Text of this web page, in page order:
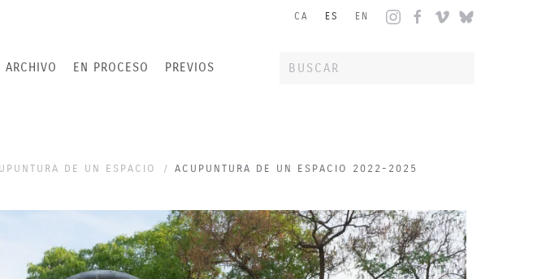
CA ES EN
ARCHIVO EN PROCESO PREVIOS
DE UN ESPACIO ACUPUNTURA DE UN ESPACIO 2022-2025